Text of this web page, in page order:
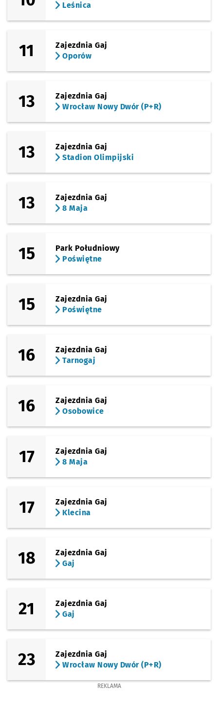
Leśnica
11
Zajezdnia Gaj
Oporów
13
Zajezdnia Gaj
Wrocław Nowy Dwór (P+R)
13
Zajezdnia Gaj
Stadion Olimpijski
13
Zajezdnia Gaj
8 Maja
15
Park Południowy
Poświętne
15
Zajezdnia Gaj
Poświętne
16
Zajezdnia Gaj
Tarnogaj
16
Zajezdnia Gaj
Osobowice
17
Zajezdnia Gaj
8 Maja
17
Zajezdnia Gaj
Klecina
18
Zajezdnia Gaj
Gaj
21
Zajezdnia Gaj
Gaj
23
Zajezdnia Gaj
Wrocław Nowy Dwór (P+R)
REKLAMA